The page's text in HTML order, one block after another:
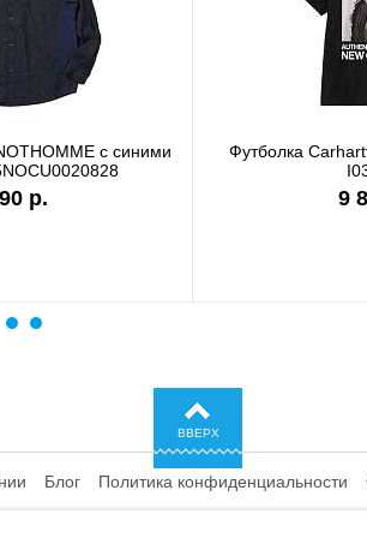
с синими
р.
Футболка
9
ВВЕРХ
Блог Политика конфиденциальности